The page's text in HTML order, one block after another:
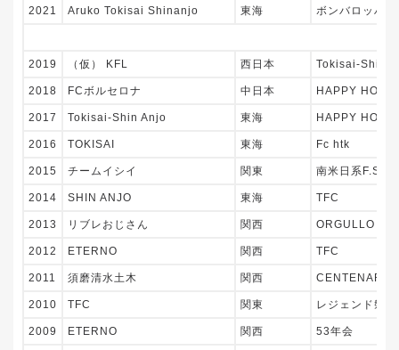
2021 Aruko Tokisai Shinanjo 東海 ボンバロッハ40
2019 （仮） KFL 西日本 Tokisai-Shin
2018 FCボルセロナ 中日本 HAPPY
2017 Tokisai-Shin Anjo 東海 HAPPY
2016 TOKISAI 東海 Fc htk
2015 チームイシイ 関東 南米日系F.S
2014 SHIN ANJO 東海 TFC
2013 リブレおじさん 関西 ORGULLO
2012 ETERNO 関西 TFC
2011 須磨清水土木 関西 CENTENARIO
2010 TFC 関東 レジェンド磐田
2009 ETERNO 関西 53年会